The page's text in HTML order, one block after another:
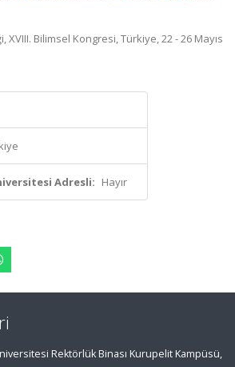
Bilimsel Kongresi, Türkiye, 22 - 26 Mayıs
Adresli: Hayır
Rektörlük Binası Kurupelit Kampüsü,